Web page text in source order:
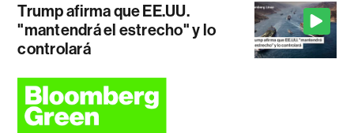
Trump afirma que EE.UU.
"mantendrá el estrecho" y lo
controlará